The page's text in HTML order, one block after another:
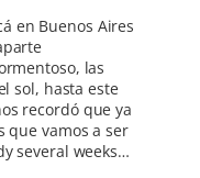
en Buenos Aires
las
sol, hasta este
recordó que ya
que vamos a ser
several weeks…